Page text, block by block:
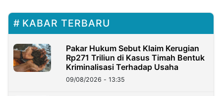
KABAR TERBARU
Pakar Hukum Sebut Klaim Kerugian
Rp271 Triliun di Kasus Timah Bentuk
Kriminalisasi Terhadap Usaha
09/08/2026 - 13:35